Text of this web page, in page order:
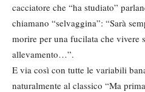
cacciatore che “ha studiato”
chiamano “selvaggina”: “Sarà
morire per una fucilata che vivere
allevamento…”.
E via così con tutte le variabili
naturalmente al classico “Ma